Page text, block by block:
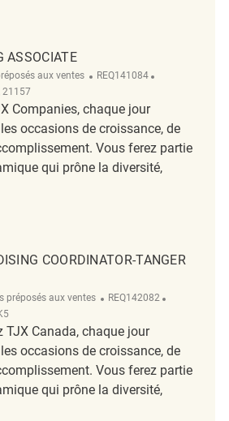
Associate REQ134400
ASSOCIATE
aux ventes ReqId
REQ141084
21157
Companies, chaque jour
occasions de croissance, de
Vous ferez partie
qui prône la diversité,
Associate REQ141084
COORDINATOR-TANGER
préposés aux ventes ReqId
REQ142082
TJX Canada, chaque jour
occasions de croissance, de
Vous ferez partie
qui prône la diversité,